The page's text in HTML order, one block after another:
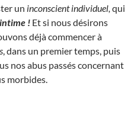
un inconscient individuel, qui
! Et si nous désirons
déjà commencer à
, dans un premier temps, puis
nos abus passés concernant
morbides.